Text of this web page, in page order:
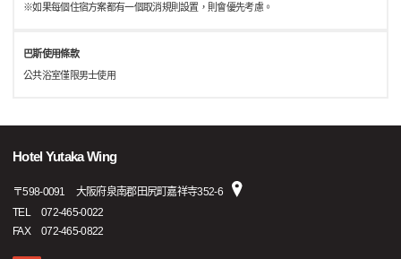
※如果每個住宿方案都有一個取消規則設置，則會優先考慮。
巴斯使用條款
公共浴室僅限男士使用
Hotel Yutaka Wing
〒598-0091
大阪府泉南郡田尻町嘉祥寺352-6
TEL
072-465-0022
FAX
072-465-0822